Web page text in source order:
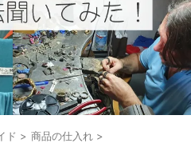
Air ビジネスツールズ
決済端末１vs１ ジンドゥー
ラーミーショップ Wix
WordPress
ド > 商品の仕入れ >